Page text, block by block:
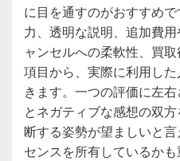
に目を通すのがおすすめ
力、透明な説明、追加費
ャンセルへの柔軟性、買
項目から、実際に利用し
きます。一つの評価に左
とネガティブな感想の双
断する姿勢が望ましいと
センスを所有しているかも